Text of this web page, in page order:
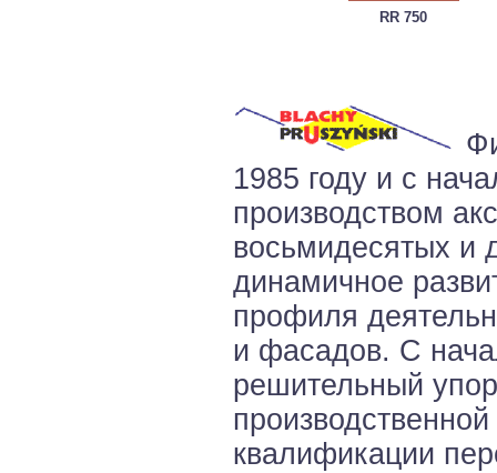
RR 750
1985 году и с
производством
восьмидесятых и
динамичное
профиля
и фасадов. С
решительный
квалификации